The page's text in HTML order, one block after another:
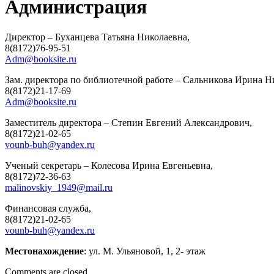
Администрация
Директор – Буханцева Татьяна Николаевна,
8(8172)76-95-51
Adm@booksite.ru
Зам. директора по библиотечной работе – Сальникова Ирина
8(8172)21-17-69
Adm@booksite.ru
Заместитель директора – Степин Евгений Александрович,
8(8172)21-02-65
vounb-buh@yandex.ru
Ученый секретарь – Колесова Ирина Евгеньевна,
8(8172)72-36-63
malinovskiy_1949@mail.ru
Финансовая служба,
8(8172)21-02-65
vounb-buh@yandex.ru
Местонахождение: ул. М. Ульяновой, 1, 2- этаж
Comments are closed.